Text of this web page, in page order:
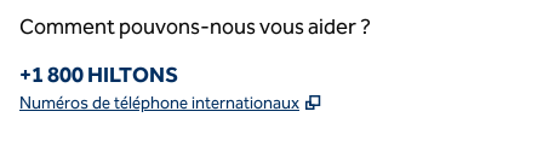
Comment pouvons-nous vous aider ?
Téléphone :
+1 800 HILTONS
Numéros de téléphone internationaux ,